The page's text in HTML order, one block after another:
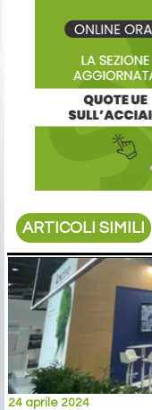
ARTICOLI SIMILI
24 aprile 2024